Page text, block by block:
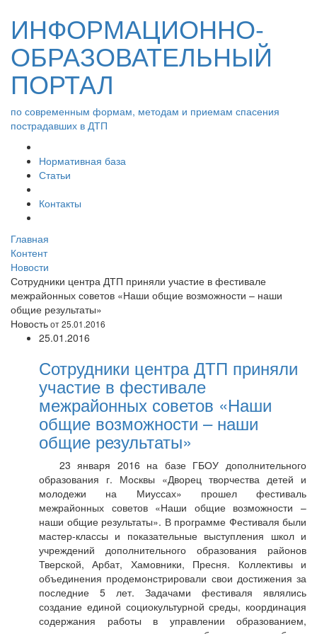
ИНФОРМАЦИОННО-
ОБРАЗОВАТЕЛЬНЫЙ
ПОРТАЛ
по современным формам, методам и приемам спасения
пострадавших в ДТП
Нормативная база
Статьи
Контакты
Главная
Контент
Новости
Сотрудники центра ДТП приняли участие в фестивале
межрайонных советов «Наши общие возможности – наши
общие результаты»
Новостьот 25.01.2016
25.01.2016
Сотрудники центра ДТП приняли
участие в фестивале
межрайонных советов «Наши
общие возможности – наши
общие результаты»
23 января 2016 на базе ГБОУ дополнительного
образования г. Москвы «Дворец творчества детей и
молодежи на Миуссах» прошел фестиваль
межрайонных советов «Наши общие возможности –
наши общие результаты». В программе Фестиваля были
мастер-классы и показательные выступления школ и
учреждений дополнительного образования районов
Тверской, Арбат, Хамовники, Пресня. Коллективы и
объединения продемонстрировали свои достижения за
последние 5 лет. Задачами фестиваля являлись
создание единой социокультурной среды, координация
содержания работы в управлении образованием,